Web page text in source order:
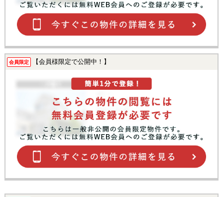
会員限定 【会員様限定で公開中！】